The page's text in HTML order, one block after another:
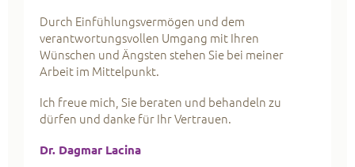
Durch Einfühlungsvermögen und dem
verantwortungsvollen Umgang mit Ihren
Wünschen und Ängsten stehen Sie bei meiner
Arbeit im Mittelpunkt.
Ich freue mich, Sie beraten und behandeln zu
dürfen und danke für Ihr Vertrauen.
Dr. Dagmar Lacina